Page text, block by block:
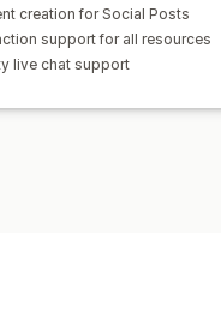
creation for Social Posts
support for all resources
live chat support